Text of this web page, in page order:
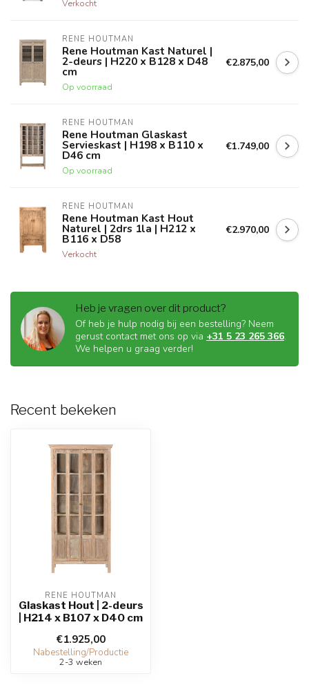
Verkocht
RENE HOUTMAN
Rene Houtman Kast Naturel |
2-deurs | H220 x B128 x D48
cm
Op voorraad
€2.875,00
RENE HOUTMAN
Rene Houtman Glaskast
Servieskast | H198 x B110 x
D46 cm
Op voorraad
€1.749,00
RENE HOUTMAN
Rene Houtman Kast Hout
Naturel | 2drs 1la | H212 x
B116 x D58
Verkocht
€2.970,00
Heb je vragen over dit product?
Of heb je hulp nodig bij een bestelling? Neem
gerust contact met ons op via +31 5 23 265 366.
We helpen u graag verder!
Recent bekeken
RENE HOUTMAN
Glaskast Hout | 2-deurs
| H214 x B107 x D40 cm
€1.925,00
Nabestelling/Productie
2-3 weken